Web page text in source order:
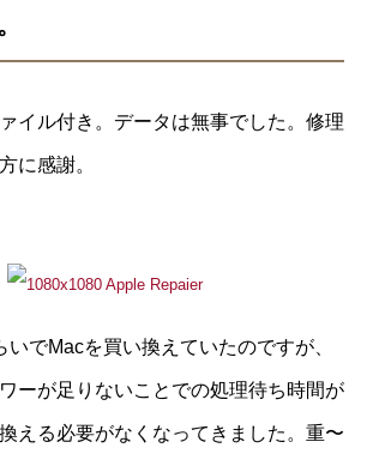
イル付き。データは無事でした。修理
に感謝。
いでMacを買い換えていたのですが、
ーが足りないことでの処理待ち時間が
える必要がなくなってきました。重〜